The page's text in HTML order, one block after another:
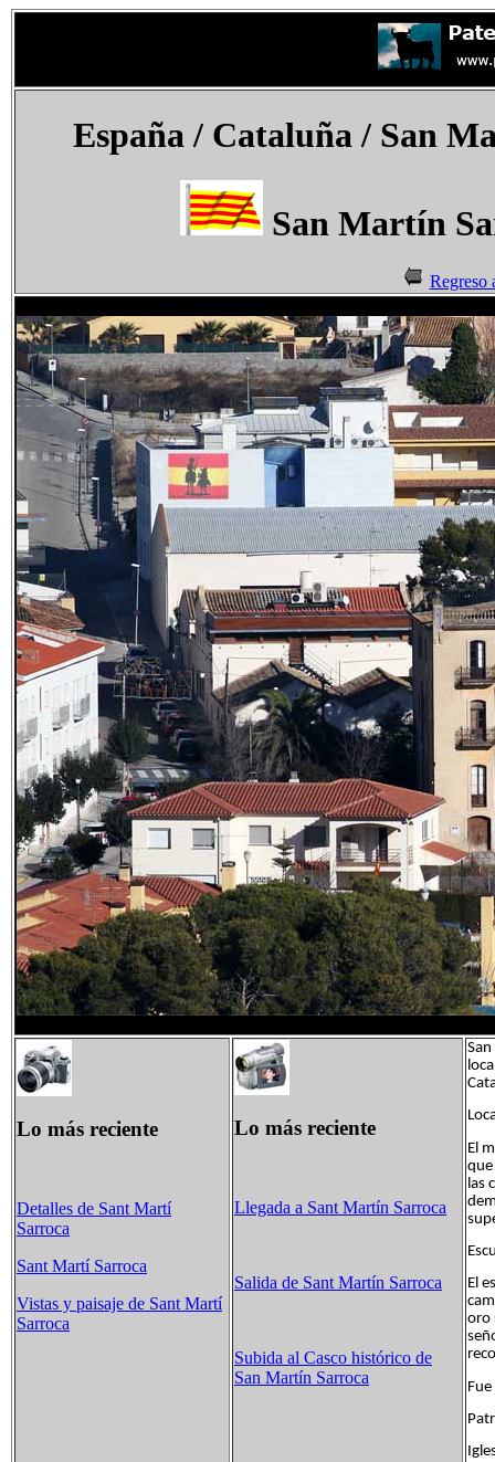
España/ Cataluña / San
San Martín
Regreso
Lo más reciente
Detalles de Sant Martí
Sarroca
Sant Martí Sarroca
Vistas y paisaje de Sant Martí
Sarroca
Lo más reciente
Llegada a Sant Martín Sarroca
Salida de Sant Martín Sarroca
Subida al Casco histórico de
San Martín Sarroca
El
que
las
El
oro